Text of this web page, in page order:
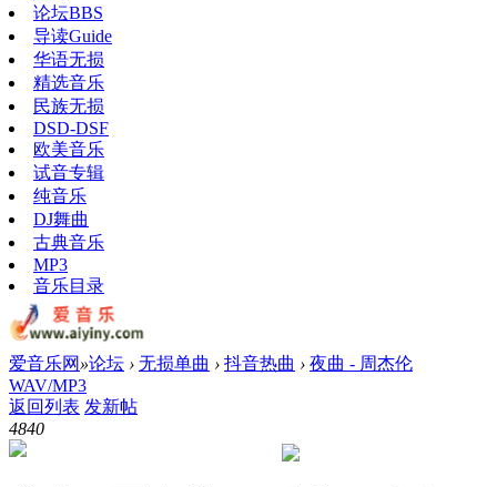
论坛BBS
导读Guide
华语无损
精选音乐
民族无损
DSD-DSF
欧美音乐
试音专辑
纯音乐
DJ舞曲
古典音乐
MP3
音乐目录
爱音乐网 »论坛 › 无损单曲 › 抖音热曲 › 夜曲 - 周杰伦
WAV/MP3
返回列表 发新帖
4840